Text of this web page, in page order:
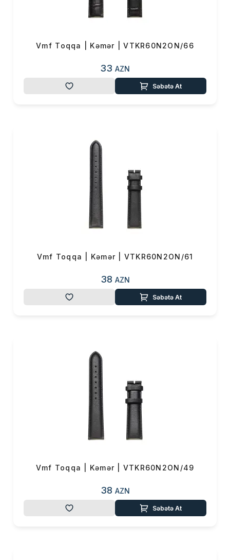
Vmf Toqqa | Kəmər | VTKR60N2ON/66
33 AZN
Səbətə At
Vmf Toqqa | Kəmər | VTKR60N2ON/61
38 AZN
Səbətə At
Vmf Toqqa | Kəmər | VTKR60N2ON/49
38 AZN
Səbətə At
(0)
Yekun məbləğ 0 ₼
Alış-verişə davam et
OK